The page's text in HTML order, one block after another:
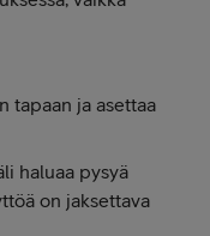
tapaan ja asettaa
haluaa pysyä
on jaksettava